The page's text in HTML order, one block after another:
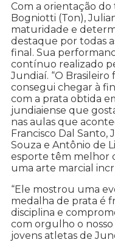
Com a orientação
Bogniotti (Ton),
maturidade e
destaque por todas
final. Sua
contínuo realizado
Jundiaí. “O
consegui chegar à
com a prata obtida
jundiaiense que
nas aulas que
Francisco Dal Santo,
Souza e Antônio de
esporte têm melhor
uma arte marcial
“Ele mostrou uma
medalha de prata é
disciplina e
com orgulho o
jovens atletas de